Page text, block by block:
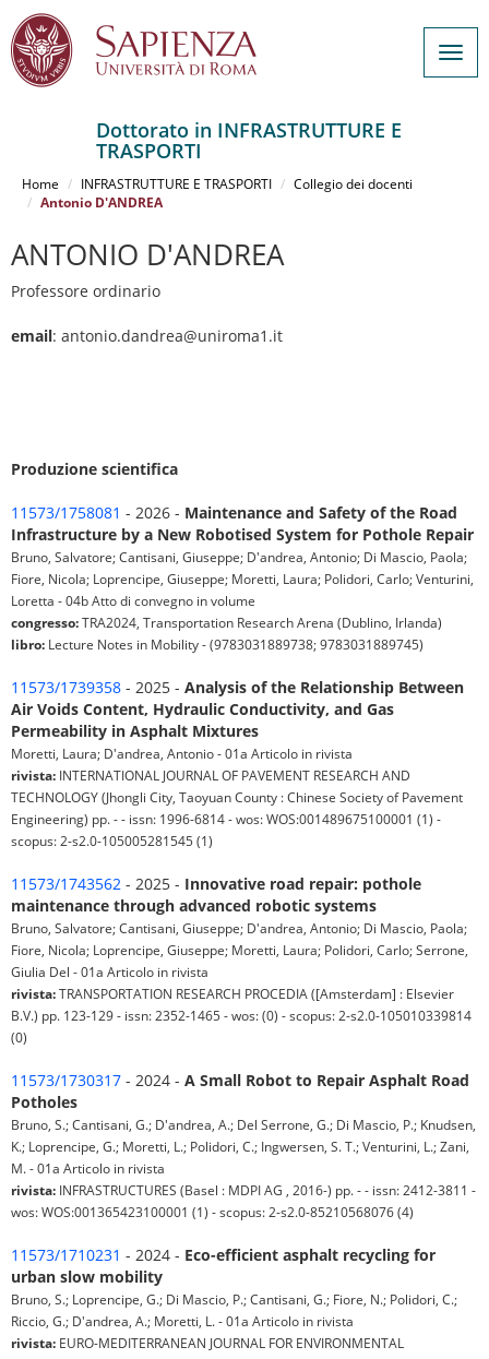
contenuto
Dottorato in INFRASTRUTTURE E
TRASPORTI
Home INFRASTRUTTURE E TRASPORTI
Collegio dei docenti
Antonio D'ANDREA
ANTONIO D'ANDREA
Professore ordinario
email: antonio.dandrea@uniroma1.it
Produzione scientifica
11573/1758081 - 2026 - Maintenance and Safety of the Road
Infrastructure by a New Robotised System for Pothole Repair
Bruno, Salvatore; Cantisani, Giuseppe; D'andrea, Antonio; Di Mascio, Paola;
Fiore, Nicola; Loprencipe, Giuseppe; Moretti, Laura; Polidori, Carlo; Venturini,
Loretta - 04b Atto di convegno in volume
congresso:TRA2024, Transportation Research Arena (Dublino, Irlanda)
libro: Lecture Notes in Mobility - (9783031889738; 9783031889745)
11573/1739358 - 2025 - Analysis of the Relationship Between
Air Voids Content, Hydraulic Conductivity, and Gas
Permeability in Asphalt Mixtures
Moretti, Laura; D'andrea, Antonio - 01a Articolo in rivista
rivista: INTERNATIONAL JOURNAL OF PAVEMENT RESEARCH AND
TECHNOLOGY (Jhongli City, Taoyuan County : Chinese Society of Pavement
Engineering) pp. - - issn: 1996-6814 - wos: WOS:001489675100001 (1) -
scopus: 2-s2.0-105005281545 (1)
11573/1743562 - 2025 - Innovative road repair: pothole
maintenance through advanced robotic systems
Bruno, Salvatore; Cantisani, Giuseppe; D'andrea, Antonio; Di Mascio, Paola;
Fiore, Nicola; Loprencipe, Giuseppe; Moretti, Laura; Polidori, Carlo; Serrone,
Giulia Del - 01a Articolo in rivista
rivista:TRANSPORTATION RESEARCH PROCEDIA ([Amsterdam] : Elsevier
B.V.) pp. 123-129 - issn: 2352-1465 - wos: (0) - scopus: 2-s2.0-105010339814
(0)
11573/1730317 - 2024 - A Small Robot to Repair Asphalt Road
Potholes
Bruno, S.; Cantisani, G.; D'andrea, A.; Del Serrone, G.; Di Mascio, P.; Knudsen,
K.; Loprencipe, G.; Moretti, L.; Polidori, C.; Ingwersen, S. T.; Venturini, L.; Zani,
M. - 01a Articolo in rivista
rivista: INFRASTRUCTURES (Basel : MDPI AG , 2016-) pp. - - issn: 2412-3811 -
wos: WOS:001365423100001 (1) - scopus: 2-s2.0-85210568076 (4)
11573/1710231 - 2024 - Eco-efficient asphalt recycling for
urban slow mobility
Bruno, S.; Loprencipe, G.; Di Mascio, P.; Cantisani, G.; Fiore, N.; Polidori, C.;
Riccio, G.; D'andrea, A.; Moretti, L. - 01a Articolo in rivista
rivista: EURO-MEDITERRANEAN JOURNAL FOR ENVIRONMENTAL